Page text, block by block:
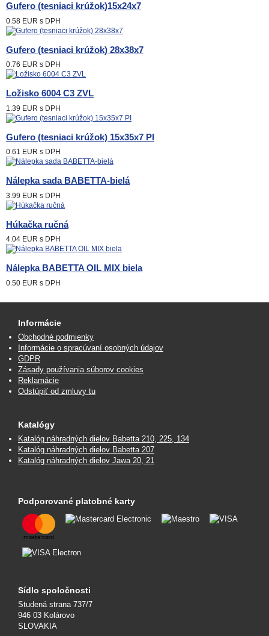
Gufero (tesniaci krúžok)15x24x7
0.58 EUR s DPH
Gufero (tesniaci krúžok) 28x38x7
0.76 EUR s DPH
Ložisko 6004 C3 ZVL
1.39 EUR s DPH
Gufero (tesniaci krúžok) 15x35x7 PI
0.61 EUR s DPH
Nálepka sada BABETTA-bielá
3.99 EUR s DPH
Húkačka ručná
4.04 EUR s DPH
Nálepka BABETTA OIL MIX biela
0.50 EUR s DPH
Informácie
Obchodné podmienky
Informácie o spracúvaní osobných údajov
GDPR
Zásady používania súborov cookies
Reklamácie
Odstúpiť od zmluvy tu
Katalógy
Katalóg náhradných dielov Babetta 210, 225, 134
Katalóg náhradných dielov Babetta 207
Katalóg náhradných dielov Jawa 20, 21
Podporované platobné karty
Sídlo spoločnosti
Studená strana 737/7
946 03 Kolárovo
SLOVAKIA